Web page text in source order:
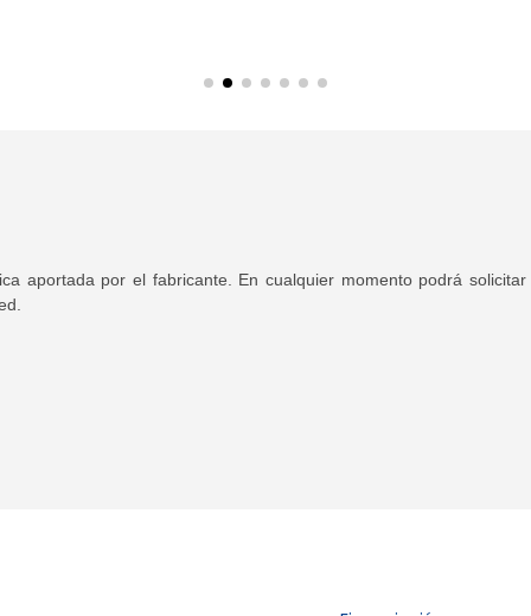
aportada por el fabricante. En cualquier momento podrá